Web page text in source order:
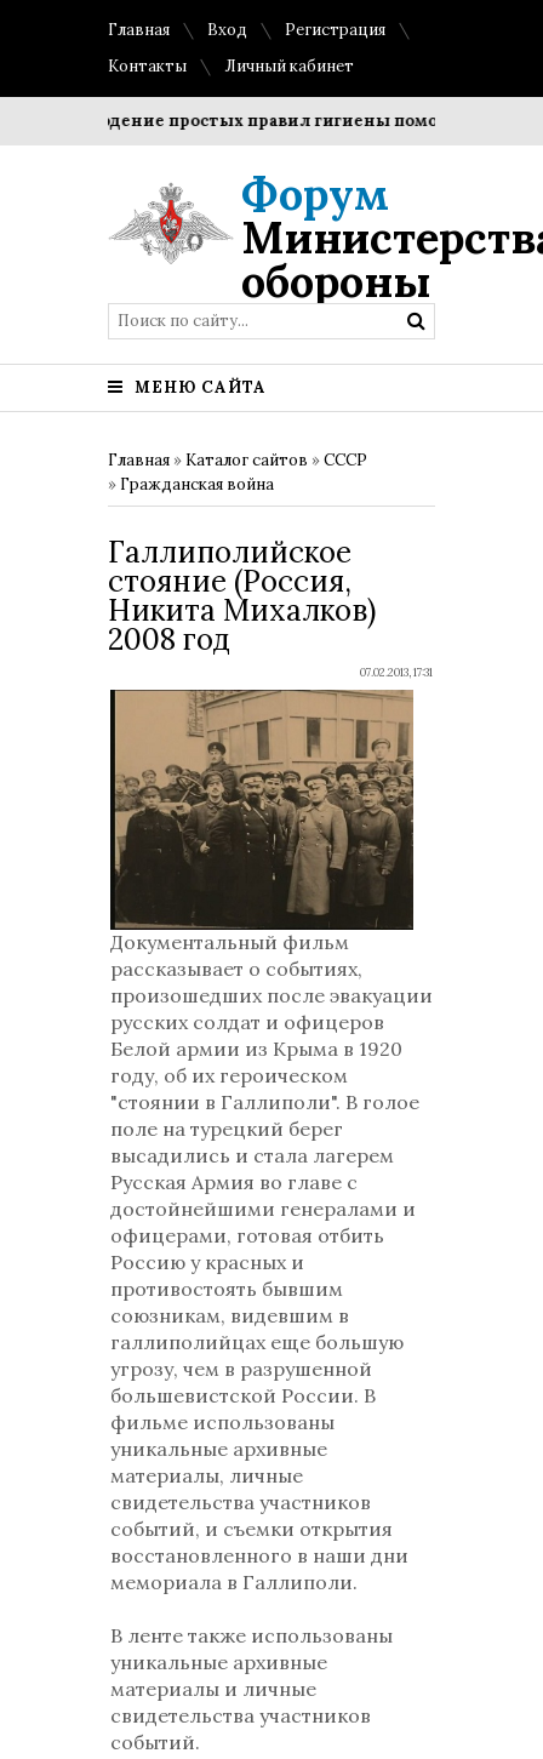
Главная Вход
Регистрация
Контакты
Личный кабинет
Соблюдение простых правил гигиены помогает
Форум
обороны
МЕНЮ САЙТА
Главная » Каталог сайтов »СССР
» Гражданская война
Галлиполийское
стояние (Россия,
Никита Михалков)
2008 год
07.02.2013, 17:31
Документальный фильм
рассказывает о событиях,
произошедших после эвакуации
русских солдат и офицеров
Белой армии из Крыма в 1920
году, об их героическом
"стоянии в Галлиполи". В голое
поле на турецкий берег
высадились и стала лагерем
Русская Армия во главе с
достойнейшими генералами и
офицерами, готовая отбить
Россию у красных и
противостоять бывшим
союзникам, видевшим в
галлиполийцах еще большую
угрозу, чем в разрушенной
большевистской России. В
фильме использованы
уникальные архивные
материалы, личные
свидетельства участников
событий, и съемки открытия
восстановленного в наши дни
мемориала в Галлиполи.
В ленте также использованы
уникальные архивные
материалы и личные
свидетельства участников
событий.